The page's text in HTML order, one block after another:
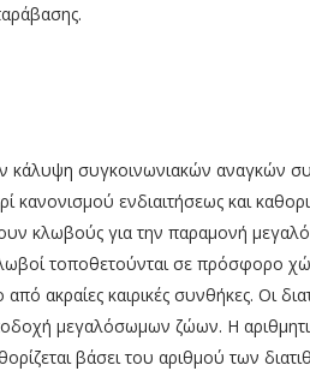
κάλυψη συγκοινωνιακών αναγκών
κανονισμού ενδιαιτήσεως και
κλωβούς για την παραμονή
τοποθετούνται σε πρόσφορο
ακραίες καιρικές συνθήκες. Οι
μεγαλόσωμων ζώων. Η
βάσει του αριθμού των